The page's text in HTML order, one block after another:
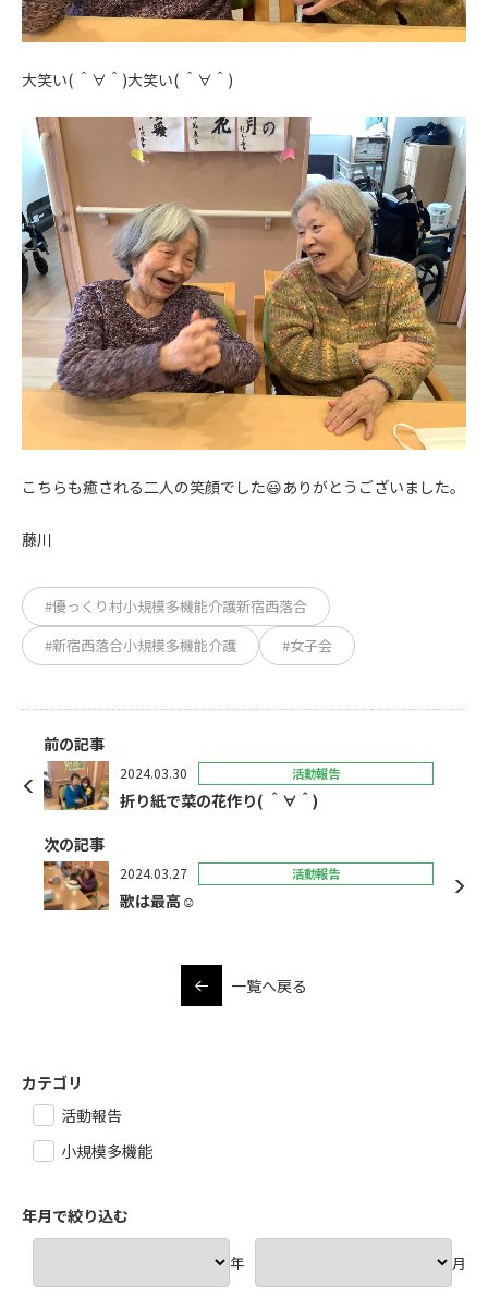
大笑い( ＾∀＾)大笑い( ＾∀＾)
こちらも癒される二人の笑顔でした😃ありがとうございました。
藤川
#優っくり村小規模多機能介護新宿西落合
#新宿西落合小規模多機能介護
#女子会
前の記事
2024.03.30 活動報告
折り紙で菜の花作り( ＾∀＾)
次の記事
2024.03.27 活動報告
歌は最高☺️
一覧へ戻る
カテゴリ
活動報告
小規模多機能
年月で絞り込む
年 月